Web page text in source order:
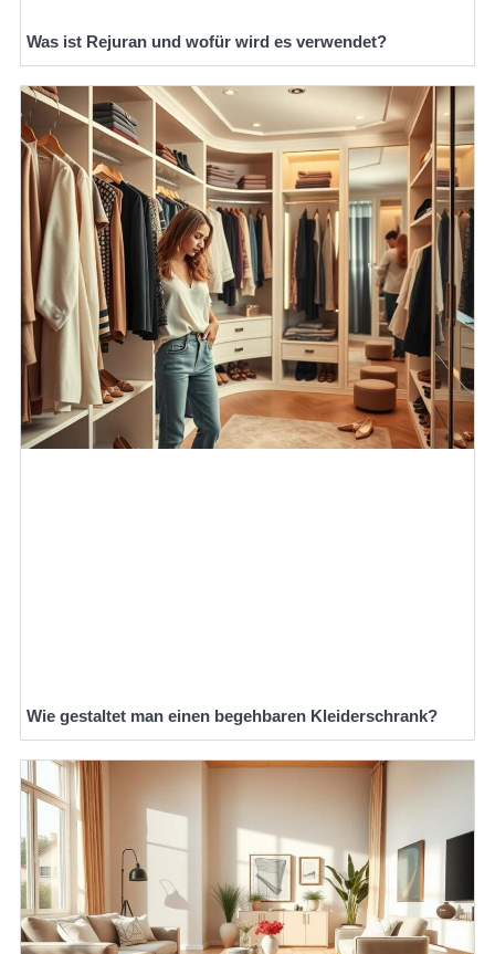
Was ist Rejuran und wofür wird es verwendet?
Wie gestaltet man einen begehbaren Kleiderschrank?